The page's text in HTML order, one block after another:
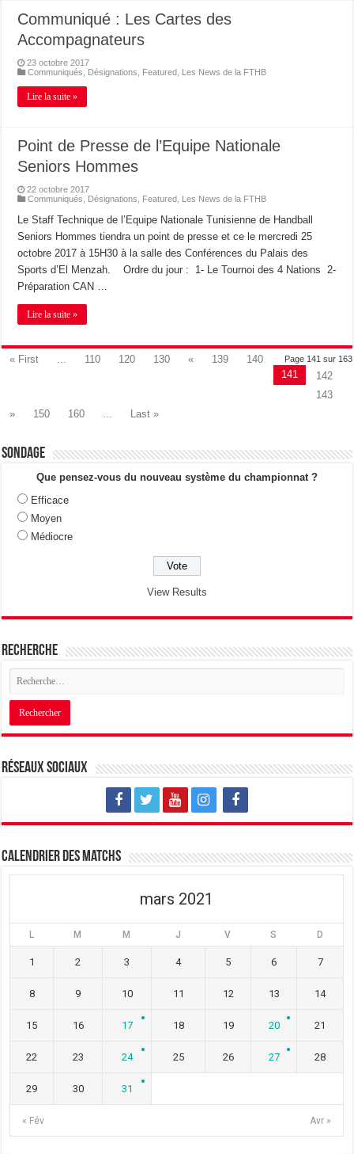
Communiqué : Les Cartes des
Accompagnateurs
23 octobre 2017
Communiqués
Désignations Featured Les News de la FTHB
Lire la suite »
Point de Presse de l’Equipe Nationale
Seniors Hommes
22 octobre 2017
Communiqués
Désignations Featured Les News de la FTHB
Le Staff Technique de l’Equipe Nationale Tunisienne de Handball
Seniors Hommes tiendra un point de presse et ce le mercredi 25
octobre 2017 à 15H30 à la salle des Conférences du Palais des
Sports d’El Menzah. Ordre du jour : 1- Le Tournoi des 4 Nations 2-
Préparation CAN …
Lire la suite »
Page 141 sur 163
« First 110 120 130 « 139
140
141
142
143
»
150 160 Last »
Sondage
Que pensez-vous du nouveau système du championnat ?
Efficace
Moyen
Médiocre
View Results
Recherche
Réseaux sociaux
Calendrier des matchs
mars 2021
L M M J V S D
« Fév Avr »
1 2 3 4 5 6 7
8 9 10 11 12 13 14
15 16 17 18 19 20 21
22 23 24 25 26 27 28
29 30 31